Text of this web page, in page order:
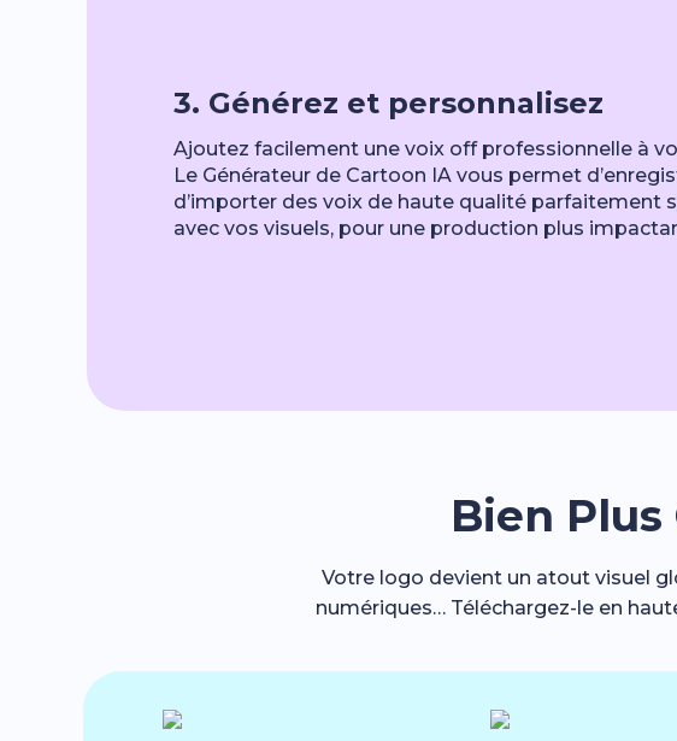
3. Générez et personnalisez
Ajoutez facilement une voix off professionnelle à
Le Générateur de Cartoon IA vous permet
d’importer des voix de haute qualité parfaitement
avec vos visuels, pour une production plus
Bien Plus
Votre logo devient un atout visuel
numériques… Téléchargez-le en